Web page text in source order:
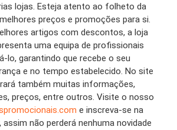
lojas. Esteja atento ao folheto da
preços e promoções para si.
artigos com descontos, a loja
uma equipa de profissionais
lo, garantindo que recebe o seu
e no tempo estabelecido. No site
também muitas informações,
preços, entre outros. Visite o nosso
e inscreva-se na
não perderá nenhuma novidade